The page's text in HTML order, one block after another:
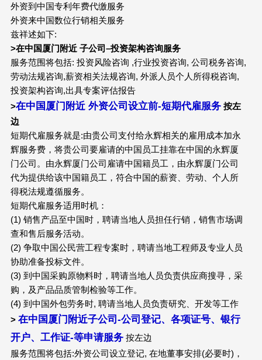
外资到中国专利年费代缴服务
外资来中国数位行销相关服务
兹祥述如下:
>在中国 厦门附近 子公司–投资架构咨询服务
服务范围将包括: 投资风险咨询 ,行业投资咨询, 公司税务咨询,
劳动法规咨询,薪资相关法规咨询, 外派人员个人所得税咨询,
投资架构咨询,出具专案评估报告
>在中国厦门附近 外资公司设立前-短期代雇服务按左
边
短期代雇服务就是:由贵公司支付给永辉相关的雇用成本加永
辉服务费，将贵公司要雇请的中国员工挂靠在中国的永辉厦
门公司。由永辉厦门公司雇请中国籍员工，由永辉厦门公司
代为提供给该中国籍员工，符合中国的薪资、劳动、个人所
得税法规遵循服务。
短期代雇服务适用时机：
(1) 销售产品至中国时，聘请当地人员担任行销，销售市场调
查和售后服务活动。
(2) 争取中国公民营工程专案时，聘请当地工程师及专业人员
协助准备投标文件。
(3) 到中国采购原物料时，聘请当地人员负责供应商搜寻，采
购，及产品品质管制检验等工作。
(4) 到中国外包劳务时, 聘请当地人员负责研究、开发等工作
> 在中国厦门附近子公司-公司登记、各项证号、银行
开户、工作证-等申请服务按左边
服务范围将包括:外资公司设立登记, 在地董事安排(必要时)，